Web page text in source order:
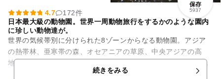
保存
5937
4.7
172件
日本最大級の動物園。世界一周動物旅行をするかのような園内
に珍しい動物達が。
世界の気候帯別に分けられた8ゾーンからなる動物園。アジア
の熱帯林、亜寒帯の森、オセアニアの草原、中央アジアの高
地、日本の山里、アマゾンの密林、アフリカの熱帯雨林、アフ
リカのサバンナの各ゾーンに、...
続きをみる